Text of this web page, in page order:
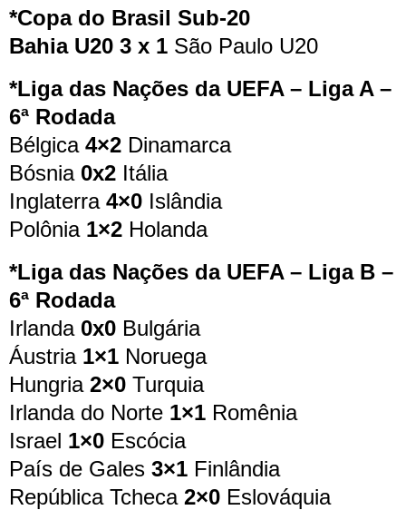
*Copa do Brasil Sub-20
Bahia U20 3 x 1 São Paulo U20
*Liga das Nações da UEFA – Liga A –
6ª Rodada
Bélgica 4×2 Dinamarca
Bósnia 0x2 Itália
Inglaterra 4×0 Islândia
Polônia 1×2 Holanda
*Liga das Nações da UEFA – Liga B –
6ª Rodada
Irlanda 0x0 Bulgária
Áustria 1×1 Noruega
Hungria 2×0 Turquia
Irlanda do Norte 1×1 Romênia
Israel 1×0 Escócia
País de Gales 3×1 Finlândia
República Tcheca 2×0 Eslováquia